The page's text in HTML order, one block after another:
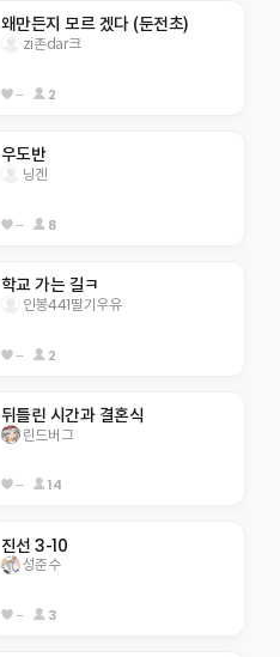
왜만든지 모르 겠다 (둔전초)
zi존dar크
-- 2
우도반
닝겐
-- 8
학교 가는 길ㅋ
인봉441딸기우유
-- 2
뒤틀린 시간과 결혼식
린드버그
-- 14
진선 3-10
성준수
-- 3